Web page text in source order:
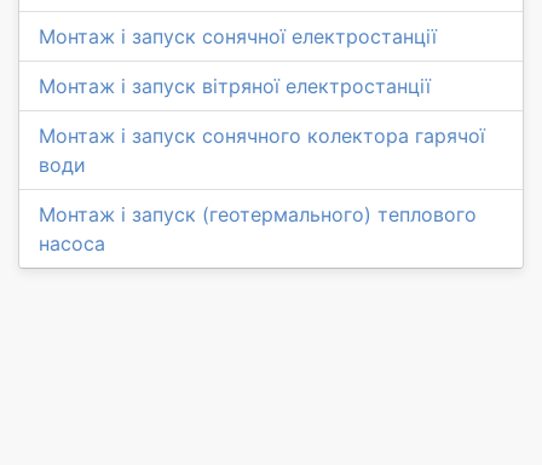
Монтаж і запуск сонячної електростанції
Монтаж і запуск вітряної електростанції
Монтаж і запуск сонячного колектора гарячої
води
Монтаж і запуск (геотермального) теплового
насоса